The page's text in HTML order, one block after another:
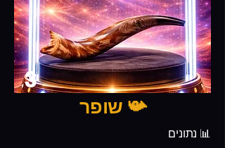
3
📯 שופר
📊 נתונים